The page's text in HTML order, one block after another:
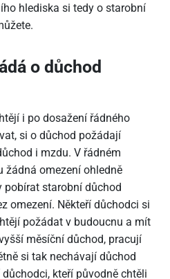
hlediska si tedy o starobní
o důchod
i po dosažení řádného
si o důchod požádají
i mzdu. V řádném
žádná omezení ohledně
pobírat starobní důchod
omezení. Někteří důchodci si
požádat v budoucnu a mít
měsíční důchod, pracují
si tak nechávají důchod
kteří původně chtěli